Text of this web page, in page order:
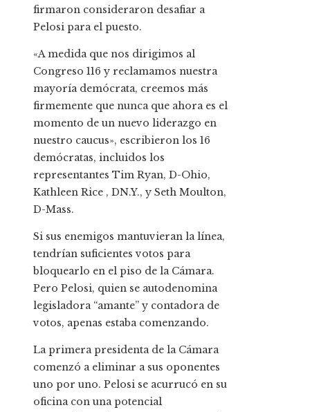
firmaron consideraron desafiar a
Pelosi para el puesto.
«A medida que nos dirigimos al
Congreso 116 y reclamamos nuestra
mayoría demócrata, creemos más
firmemente que nunca que ahora es el
momento de un nuevo liderazgo en
nuestro caucus», escribieron los 16
demócratas, incluidos los
representantes Tim Ryan, D-Ohio,
Kathleen Rice , DN.Y., y Seth Moulton,
D-Mass.
Si sus enemigos mantuvieran la línea,
tendrían suficientes votos para
bloquearlo en el piso de la Cámara.
Pero Pelosi, quien se autodenomina
legisladora “amante” y contadora de
votos, apenas estaba comenzando.
La primera presidenta de la Cámara
comenzó a eliminar a sus oponentes
uno por uno. Pelosi se acurrucó en su
oficina con una potencial